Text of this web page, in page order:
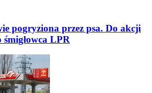
pogryziona przez psa. Do akcji
LPR